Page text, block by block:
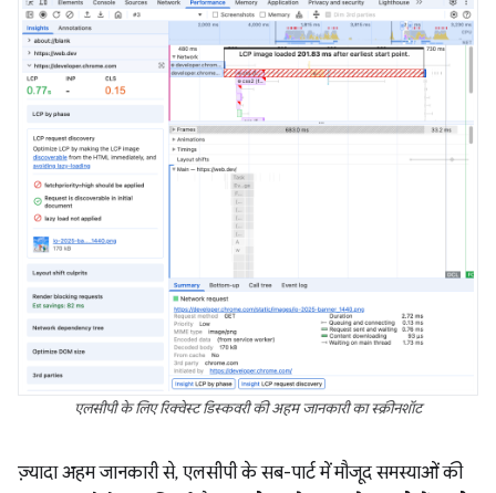
एलसीपी के लिए रिक्वेस्ट डिस्कवरी की अहम जानकारी का स्क्रीनशॉट
ज़्यादा अहम जानकारी से, एलसीपी के सब-पार्ट में मौजूद समस्याओं की